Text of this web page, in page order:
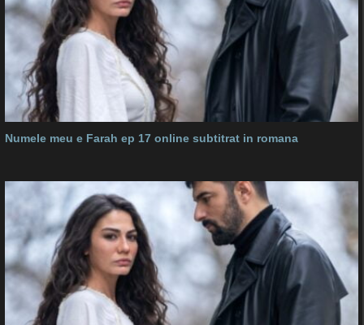
Numele meu e Farah ep 17 online subtitrat in romana